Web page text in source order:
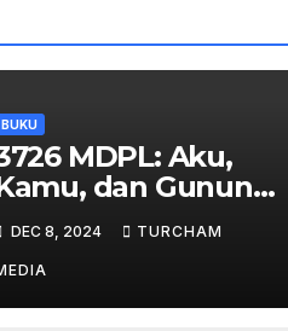
BUKU
MDPL: Aku,
dan Gunung
DEC 8, 2024 TURCHAM